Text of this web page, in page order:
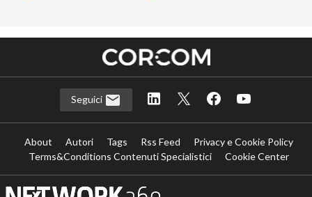
Seguici
About Autori Tags Rss Feed
Privacy e Cookie Policy
Terms&Conditions Contenuti Specialistici
Cookie Center